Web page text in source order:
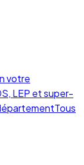
votre
LEP et super-
Tous